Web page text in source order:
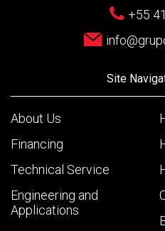
+55
Site
About Us
Financing
Technical Service
Engineering and
Applications